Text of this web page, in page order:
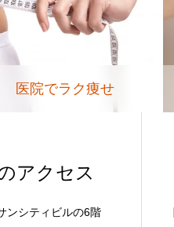
医院でラク痩せ
アクセス
ンシティビルの6階